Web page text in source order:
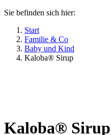
Sie befinden sich hier:
Start
Familie & Co
Baby und Kind
Kaloba® Sirup
Kaloba® Sirup